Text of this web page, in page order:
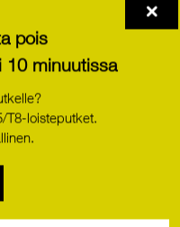
pois
10 minuutissa
T8-loisteputket.